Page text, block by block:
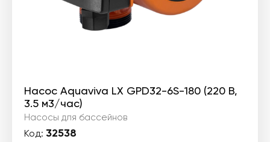
Насос Aquaviva LX GPD32-6S-180 (220 В,
3.5 м3/час)
Насосы для бассейнов
Код: 32538